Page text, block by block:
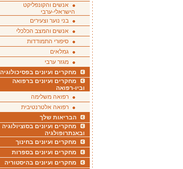
אנשים והקונפליקט
הישראלי-ערבי
בני נוער וצעירים
אנשים והמצב הכלכלי
סיפורי התמודדות
גמלאים
מגזר ערבי
מחקרים ועיונים בפסיכולוגיה
מחקרים ועיונים ברפואה
וביו-רפואה
רפואה משלימה
רפואה אלטרנטיבית
הבריאות שלך
מחקרים ועיונים בסוציולוגיה
ובאנתרופולגיה
מחקרים ועיונים בחינוך
מחקרים ועיונים בספרות
מחקרים ועיונים בהיסטוריה